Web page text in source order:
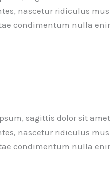
nascetur ridiculus
condimentum nulla
sagittis dolor sit
nascetur ridiculus
condimentum nulla